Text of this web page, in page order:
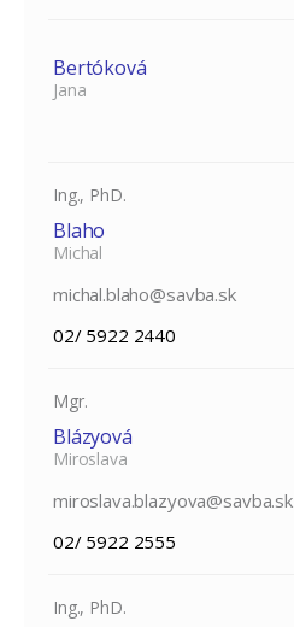
Bertóková
Jana
Ing., PhD.
Blaho
Michal
michal.blaho@savba.sk
02/ 5922 2440
Mgr.
Blázyová
Miroslava
miroslava.blazyova@savba.sk
02/ 5922 2555
Ing., PhD.